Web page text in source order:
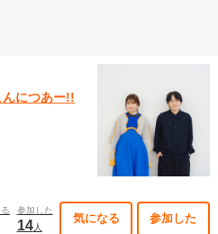
につあー!!
参加した
14人
気になる 参加した